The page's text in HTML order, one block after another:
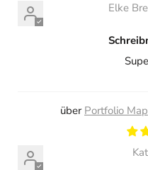
Elke
Portfolio